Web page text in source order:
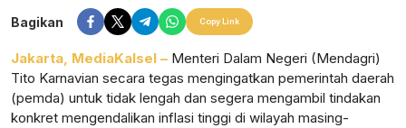
Bagikan Copy Link
Jakarta, MediaKalsel – Menteri Dalam Negeri (Mendagri)
Tito Karnavian secara tegas mengingatkan pemerintah daerah
(pemda) untuk tidak lengah dan segera mengambil tindakan
konkret mengendalikan inflasi tinggi di wilayah masing-